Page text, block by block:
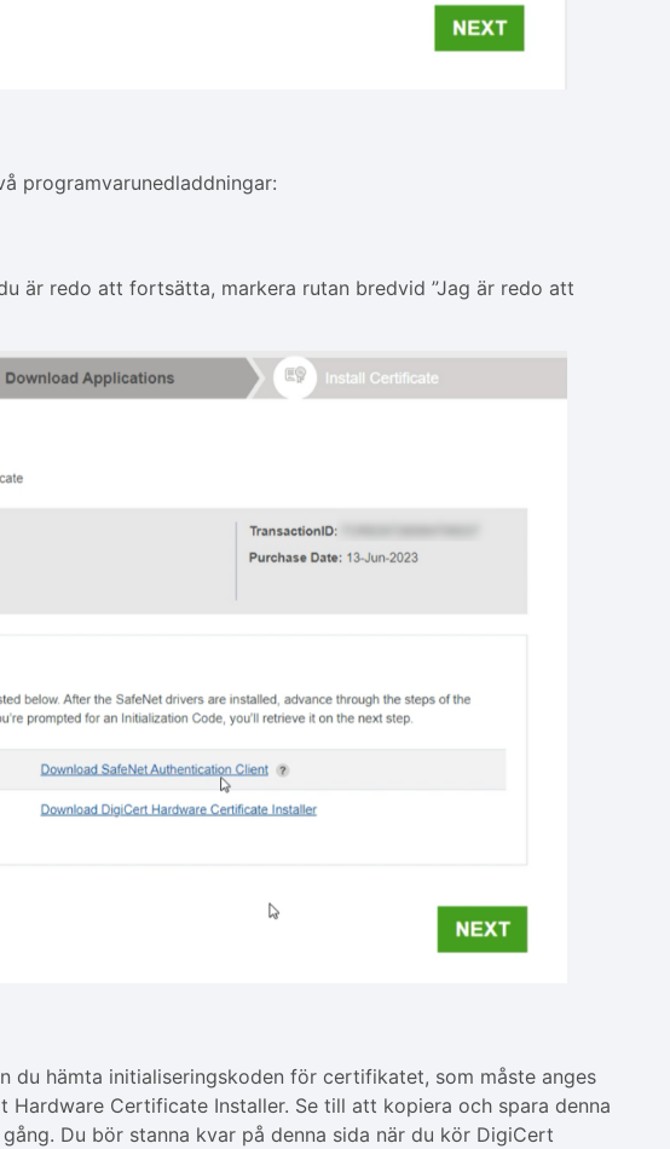
programvarunedladdningar:
är redo att fortsätta, markera rutan bredvid ”Jag är redo att
du hämta initialiseringskoden för certifikatet, som måste anges
Certificate Installer. Se till att kopiera och spara denna
Du bör stanna kvar på denna sida när du kör DigiCert